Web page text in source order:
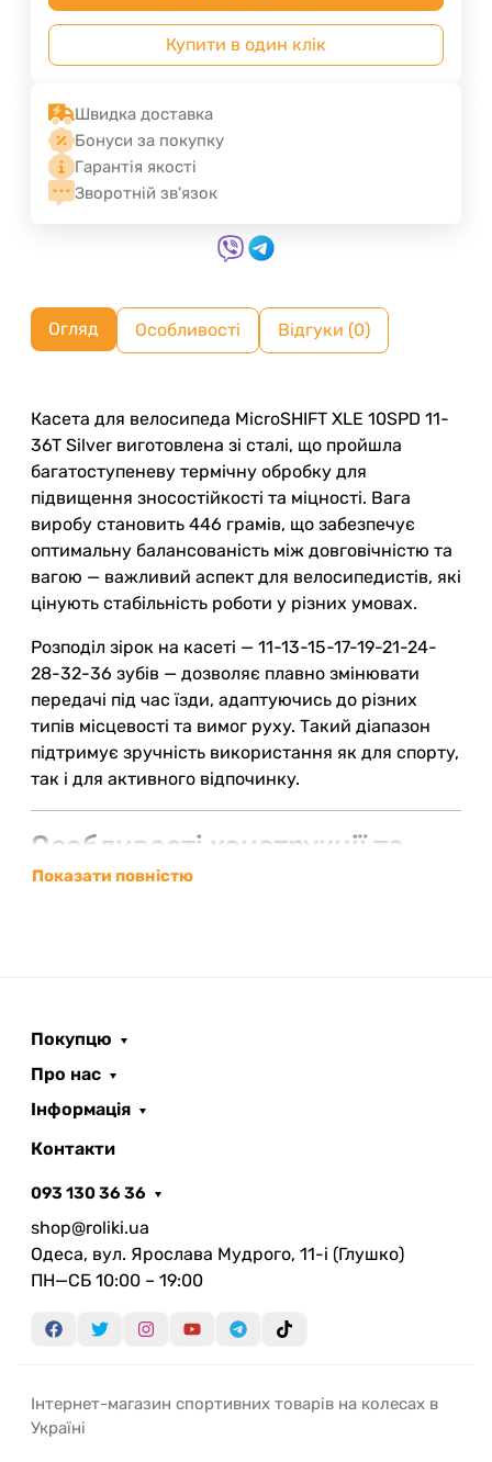
Купити в один клік
Швидка доставка
Бонуси за покупку
Гарантія якості
Зворотній зв'язок
Огляд Особливості Відгуки (0)
Касета для велосипеда MicroSHIFT XLE 10SPD 11-
36T Silver виготовлена зі сталі, що пройшла
багатоступеневу термічну обробку для
підвищення зносостійкості та міцності. Вага
виробу становить 446 грамів, що забезпечує
оптимальну балансованість між довговічністю та
вагою — важливий аспект для велосипедистів, які
цінують стабільність роботи у різних умовах.
Розподіл зірок на касеті — 11-13-15-17-19-21-24-
28-32-36 зубів — дозволяє плавно змінювати
передачі під час їзди, адаптуючись до різних
типів місцевості та вимог руху. Такий діапазон
підтримує зручність використання як для спорту,
так і для активного відпочинку.
Особливості конструкції та
експлуатації MicroSHIFT CS-
корозії та додаткову міцність під час
експлуатації навіть у складних погодних
умовах.
системи велосипеда, що робить цю касету
відповідною для більшості моделей,
Колір:класичний сріблястий відтінок
підкреслить технічний стиль велосипеда.
для тих, хто шукає збалансовану деталь із
тривалий термін.
Показати повністю
Покупцю
Про нас
Інформація
Контакти
093 130 36 36
shop@roliki.ua
Одеса, вул. Ярослава Мудрого, 11-i (Глушко)
ПН—СБ 10:00 – 19:00
Інтернет-магазин спортивних товарів на колесах в
Україні